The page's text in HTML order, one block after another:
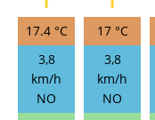
17.4 °C
3,8
km/h
NO
17 °C
3,8
km/h
NO